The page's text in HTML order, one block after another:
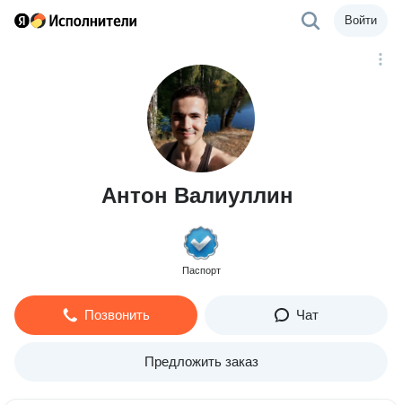
Войти
Антон Валиуллин
Паспорт
Позвонить Чат
Предложить заказ